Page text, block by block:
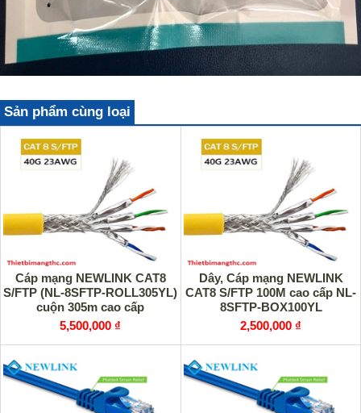
Sản phẩm cùng loại
Cáp mạng NEWLINK CAT8
S/FTP (NL-8SFTP-ROLL305YL)
cuộn 305m cao cấp
5,500,000 ₫
Dây, Cáp mạng NEWLINK
CAT8 S/FTP 100M cao cấp NL-
8SFTP-BOX100YL
2,500,000 ₫